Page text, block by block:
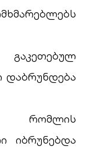
დაბრუნდება
რომლის
იბრუნებდა